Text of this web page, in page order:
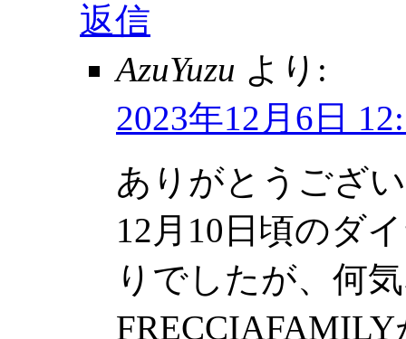
返信
AzuYuzu より:
2023年12月6日
ありがとうござ
12月10日頃のダ
りでしたが、何